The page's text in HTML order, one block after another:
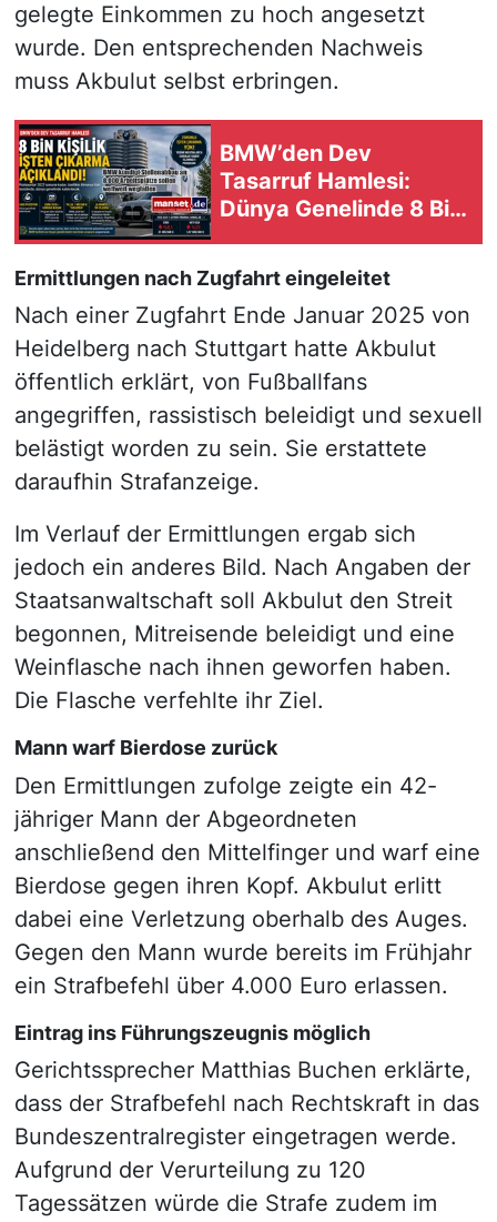
gelegte Einkommen zu hoch angesetzt
wurde. Den entsprechenden Nachweis
muss Akbulut selbst erbringen.
BMW’den Dev
Tasarruf Hamlesi:
Dünya Genelinde 8 Bin
Ermittlungen nach Zugfahrt eingeleitet
Nach einer Zugfahrt Ende Januar 2025 von
Heidelberg nach Stuttgart hatte Akbulut
öffentlich erklärt, von Fußballfans
angegriffen, rassistisch beleidigt und sexuell
belästigt worden zu sein. Sie erstattete
daraufhin Strafanzeige.
Im Verlauf der Ermittlungen ergab sich
jedoch ein anderes Bild. Nach Angaben der
Staatsanwaltschaft soll Akbulut den Streit
begonnen, Mitreisende beleidigt und eine
Weinflasche nach ihnen geworfen haben.
Die Flasche verfehlte ihr Ziel.
Mann warf Bierdose zurück
Den Ermittlungen zufolge zeigte ein 42-
jähriger Mann der Abgeordneten
anschließend den Mittelfinger und warf eine
Bierdose gegen ihren Kopf. Akbulut erlitt
dabei eine Verletzung oberhalb des Auges.
Gegen den Mann wurde bereits im Frühjahr
ein Strafbefehl über 4.000 Euro erlassen.
Eintrag ins Führungszeugnis möglich
Gerichtssprecher Matthias Buchen erklärte,
dass der Strafbefehl nach Rechtskraft in das
Bundeszentralregister eingetragen werde.
Aufgrund der Verurteilung zu 120
Tagessätzen würde die Strafe zudem im